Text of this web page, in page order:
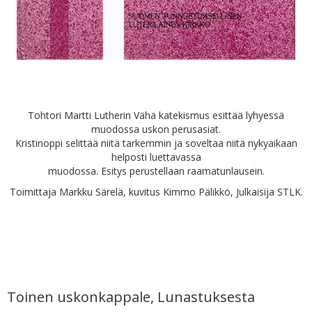
Tohtori Martti Lutherin Vähä katekismus esittää lyhyessä
muodossa uskon perusasiat.
Kristinoppi selittää niitä tarkemmin ja soveltaa niitä nykyaikaan
helposti luettavassa
muodossa. Esitys perustellaan raamatunlausein.
Toimittaja Markku Särelä, kuvitus Kimmo Pälikkö, Julkaisija STLK.
Toinen uskonkappale, Lunastuksesta